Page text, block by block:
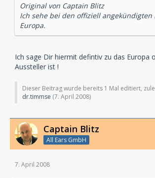
Original von Captain Blitz
Ich sehe bei den offiziell angekündigten
Europa.
Ich sage Dir hiermit defintiv zu das Europa
Aussteller ist !
Dieser Beitrag wurde bereits 1 Mal editiert,
dr.timmse (7. April 2008)
Captain Blitz
All Ears GmbH
7. April 2008